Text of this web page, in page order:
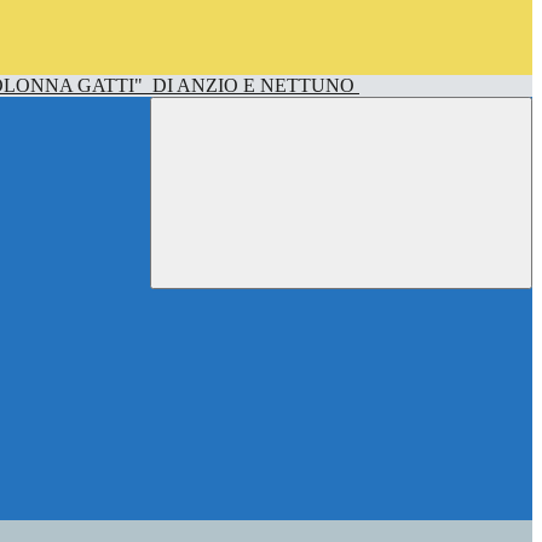
GATTI" DI ANZIO E NETTUNO